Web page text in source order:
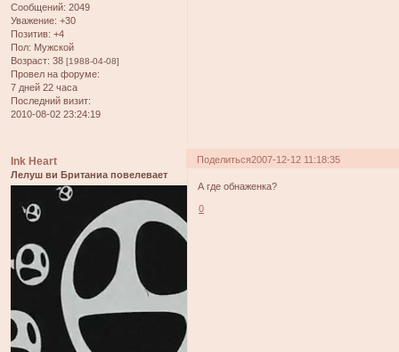
Сообщений: 2049
Уважение: +30
Позитив: +4
Пол: Мужской
Возраст: 38 [1988-04-08]
Провел на форуме:
7 дней 22 часа
Последний визит:
2010-08-02 23:24:19
Поделиться2007-12-12 11:18:35
Ink Heart
Лелуш ви Британиа повелевает
А где обнаженка?
0